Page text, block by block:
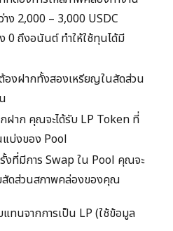
าง 2,000 – 3,000 USDC
0 ถึงอนันต์ ทำให้ใช้ทุนได้มี
งฝากทั้งสองเหรียญในสัดส่วน
ฝาก คุณจะได้รับ LP Token ที่
บ่งของ Pool
งที่มีการ Swap ใน Pool คุณจะ
สัดส่วนสภาพคล่องของคุณ
ทนจากการเป็น LP (ใช้ข้อมูล